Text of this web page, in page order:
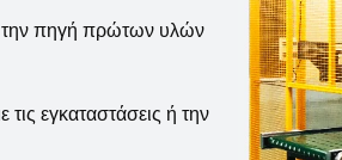
πηγή πρώτων υλών
εγκαταστάσεις ή την